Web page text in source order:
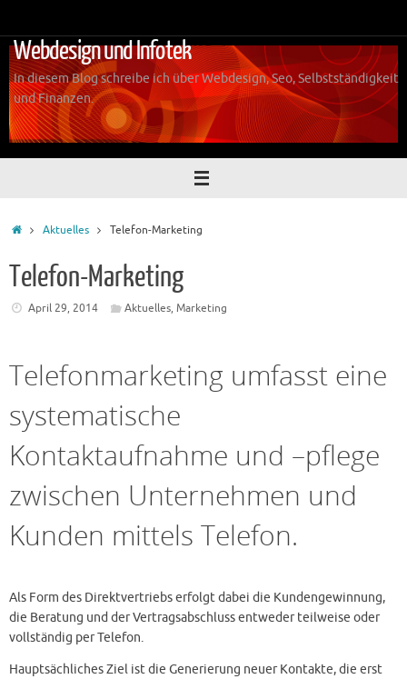
springen
Webdesign und Infotek
In diesem Blog schreibe ich über Webdesign, Seo, Selbstständigkeit
und Finanzen.
StartAktuelles Telefon-Marketing
Telefon-Marketing
April 29, 2014 Aktuelles,Marketing
Telefonmarketing umfasst eine
systematische
Kontaktaufnahme und –pflege
zwischen Unternehmen und
Kunden mittels Telefon.
Als Form des Direktvertriebs erfolgt dabei die Kundengewinnung,
die Beratung und der Vertragsabschluss entweder teilweise oder
vollständig per Telefon.
Hauptsächliches Ziel ist die Generierung neuer Kontakte, die erst